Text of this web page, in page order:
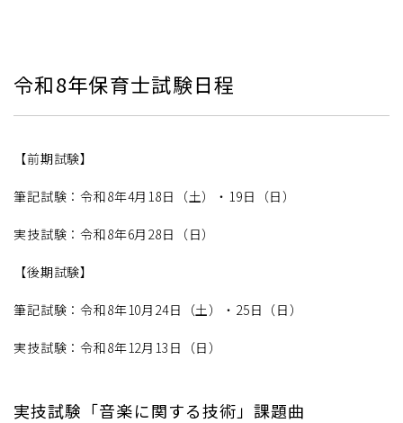
令和8年保育士試験日程
【前期試験】
筆記試験：令和8年4月18日（土）・19日（日）
実技試験：令和8年6月28日（日）
【後期試験】
筆記試験：令和8年10月24日（土）・25日（日）
実技試験：令和8年12月13日（日）
実技試験「音楽に関する技術」課題曲